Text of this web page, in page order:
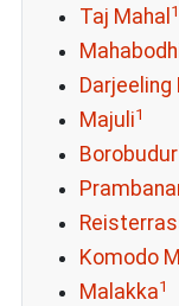
Taj Mahal 1
Darjeeling
Majuli1
Borobudur
Komodo
Malakka1